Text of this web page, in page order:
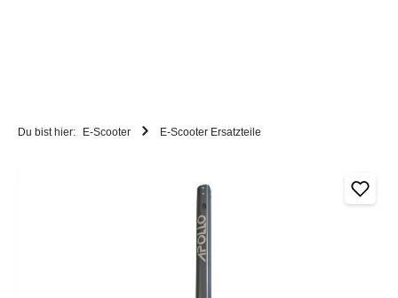
Du bist hier: E-Scooter E-Scooter Ersatzteile